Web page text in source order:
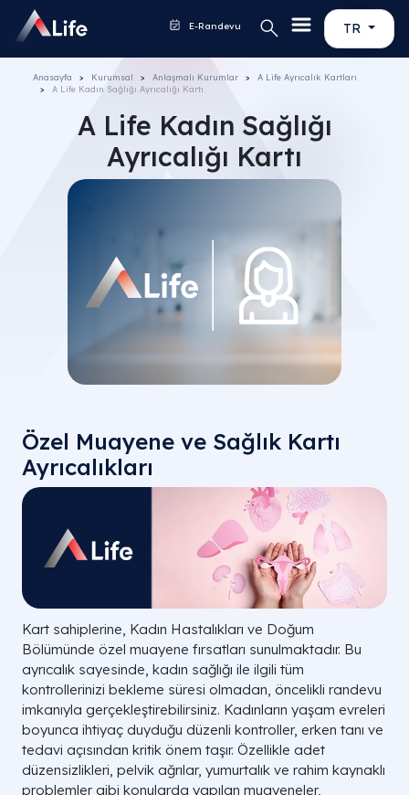
TR
E-Randevu
Anasayfa Kurumsal Anlaşmalı Kurumlar
A Life Ayrıcalık Kartları
A Life Kadın Sağlığı Ayrıcalığı Kartı
A Life Kadın Sağlığı
Ayrıcalığı Kartı
Özel Muayene ve Sağlık Kartı
Ayrıcalıkları
Kart sahiplerine, Kadın Hastalıkları ve Doğum
Bölümünde özel muayene fırsatları sunulmaktadır. Bu
ayrıcalık sayesinde, kadın sağlığı ile ilgili tüm
kontrollerinizi bekleme süresi olmadan, öncelikli randevu
imkanıyla gerçekleştirebilirsiniz. Kadınların yaşam evreleri
boyunca ihtiyaç duyduğu düzenli kontroller, erken tanı ve
tedavi açısından kritik önem taşır. Özellikle adet
düzensizlikleri, pelvik ağrılar, yumurtalık ve rahim kaynaklı
problemler gibi konularda yapılan muayeneler,